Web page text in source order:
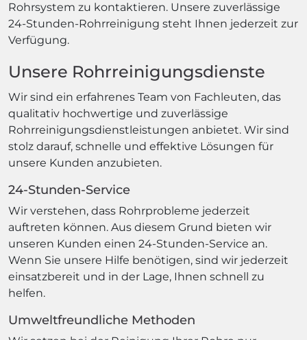
Rohrsystem zu kontaktieren. Unsere zuverlässige
24-Stunden-Rohrreinigung steht Ihnen jederzeit zur
Verfügung.
Unsere Rohrreinigungsdienste
Wir sind ein erfahrenes Team von Fachleuten, das
qualitativ hochwertige und zuverlässige
Rohrreinigungsdienstleistungen anbietet. Wir sind
stolz darauf, schnelle und effektive Lösungen für
unsere Kunden anzubieten.
24-Stunden-Service
Wir verstehen, dass Rohrprobleme jederzeit
auftreten können. Aus diesem Grund bieten wir
unseren Kunden einen 24-Stunden-Service an.
Wenn Sie unsere Hilfe benötigen, sind wir jederzeit
einsatzbereit und in der Lage, Ihnen schnell zu
helfen.
Umweltfreundliche Methoden